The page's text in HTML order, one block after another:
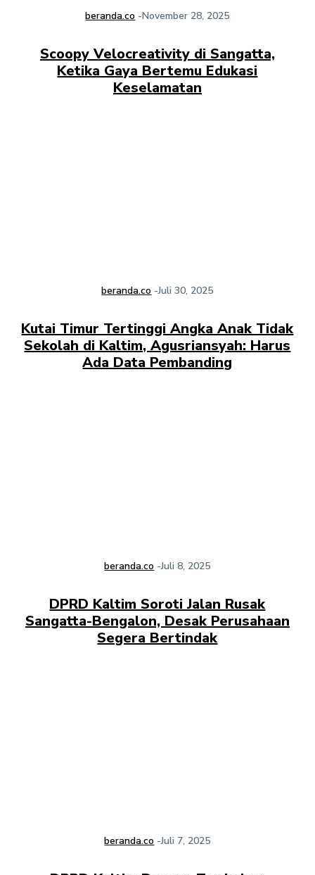
beranda.co -November 28, 2025
Scoopy Velocreativity di Sangatta,
Ketika Gaya Bertemu Edukasi
Keselamatan
beranda.co -Juli 30, 2025
Kutai Timur Tertinggi Angka Anak Tidak
Sekolah di Kaltim, Agusriansyah: Harus
Ada Data Pembanding
beranda.co -Juli 8, 2025
DPRD Kaltim Soroti Jalan Rusak
Sangatta-Bengalon, Desak Perusahaan
Segera Bertindak
beranda.co -Juli 7, 2025